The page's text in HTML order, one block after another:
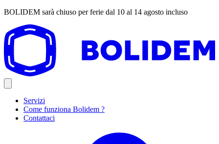
BOLIDEM sarà chiuso per ferie dal 10 al 14 agosto incluso
Servizi
Come funziona Bolidem ?
Contattaci